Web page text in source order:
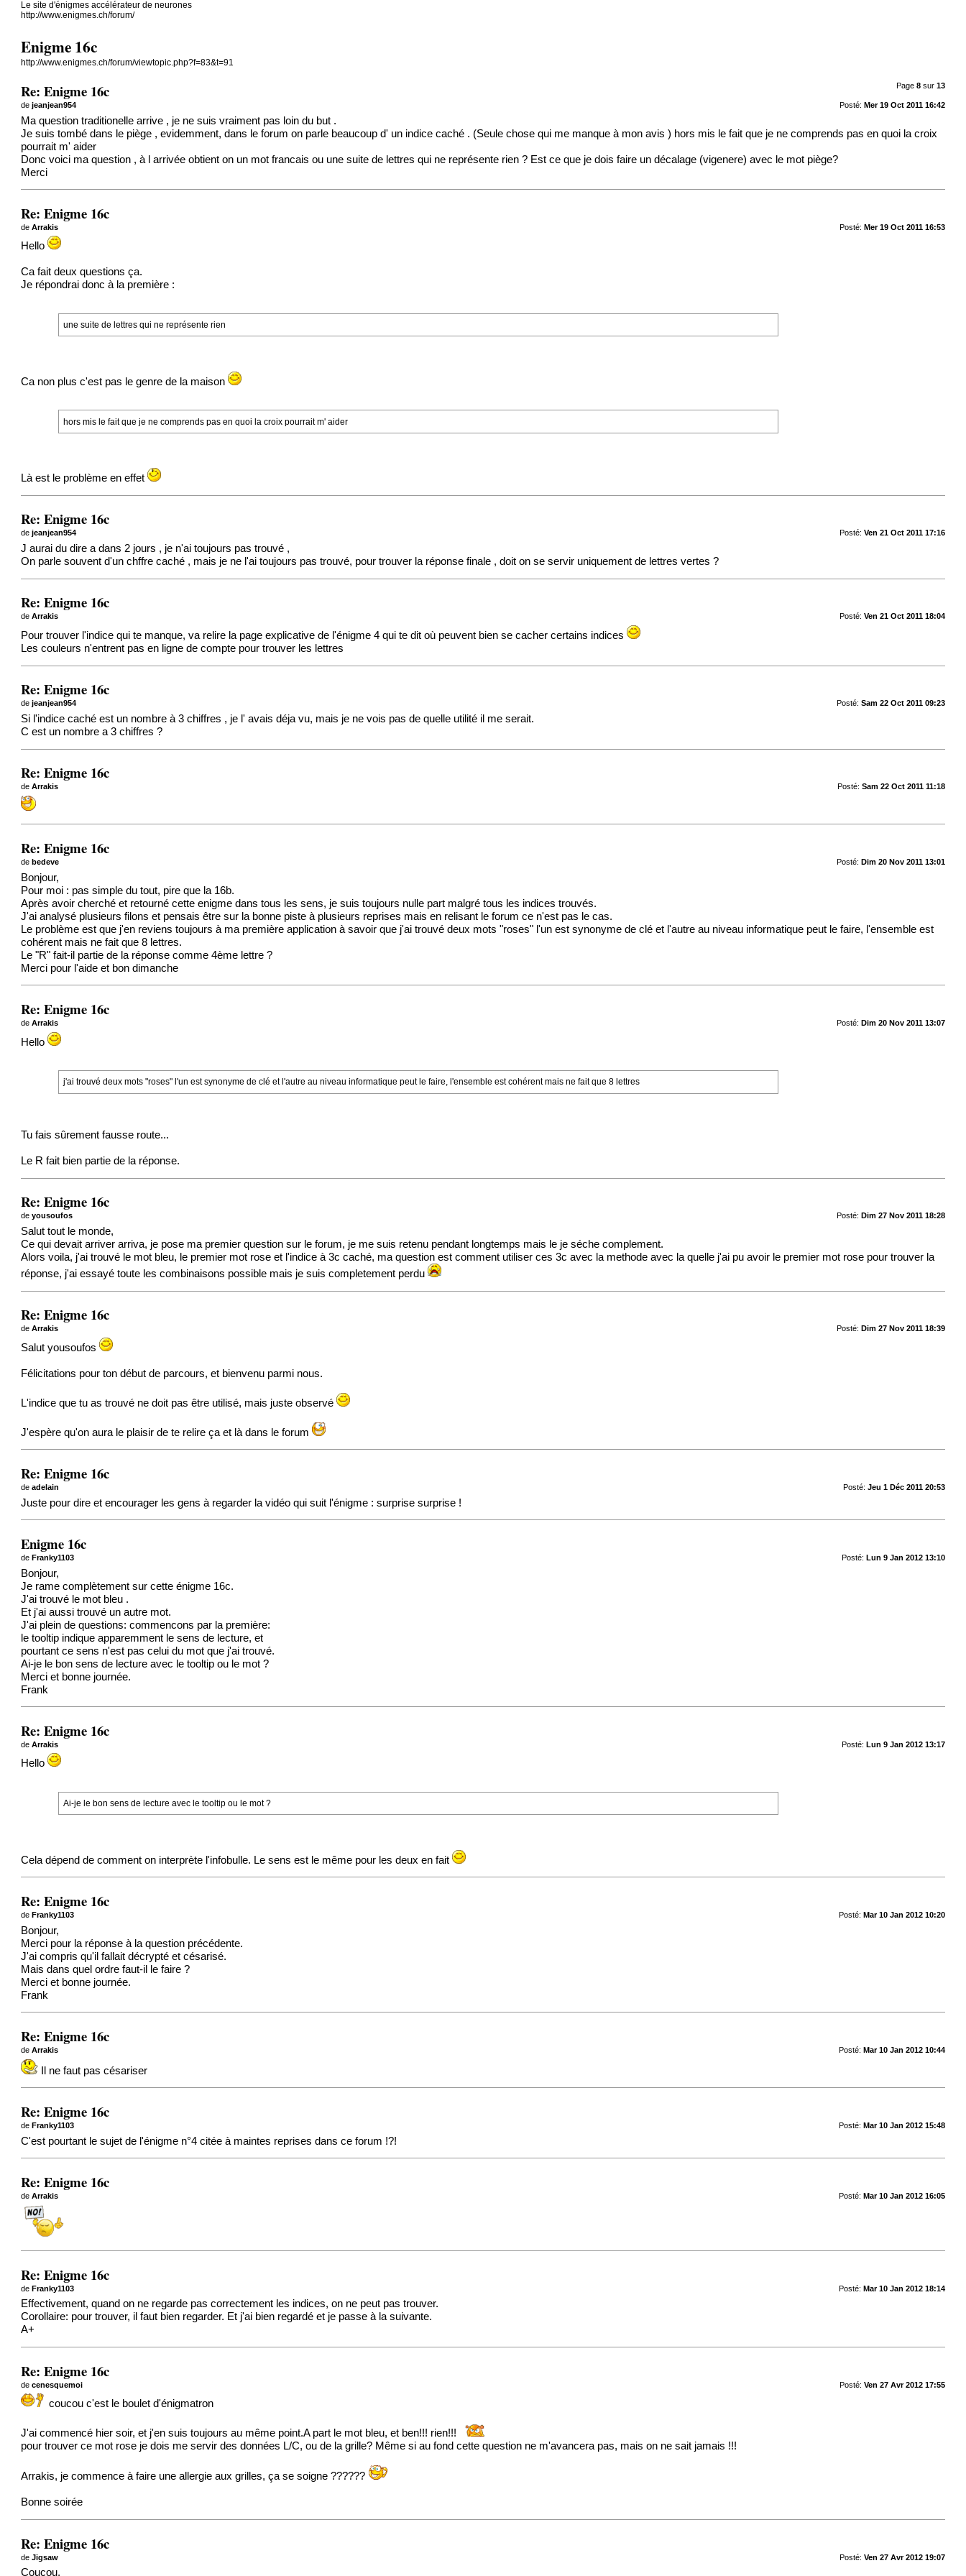
Le site d'énigmes accélérateur de neurones
http://www.enigmes.ch/forum/
Enigme 16c
http://www.enigmes.ch/forum/viewtopic.php?f=83&t=91
Page 8sur 13
Re: Enigme 16c
Posté: Mer 19 Oct 2011 16:42
dejeanjean954
Ma question traditionelle arrive , je ne suis vraiment pas loin du but .
Je suis tombé dans le piège , evidemment, dans le forum on parle beaucoup d' un indice caché . (Seule chose qui me manque à mon avis ) hors mis le fait que je ne comprends pas en quoi la croix
pourrait m' aider
Donc voici ma question , à l arrivée obtient on un mot francais ou une suite de lettres qui ne représente rien ? Est ce que je dois faire un décalage (vigenere) avec le mot piège?
Merci
Re: Enigme 16c
Posté: Mer 19 Oct 2011 16:53
deArrakis
Hello
Ca fait deux questions ça.
Je répondrai donc à la première :
une suite de lettres qui ne représente rien
Ca non plus c'est pas le genre de la maison
hors mis le fait que je ne comprends pas en quoi la croix pourrait m' aider
Là est le problème en effet
Re: Enigme 16c
Posté: Ven 21 Oct 2011 17:16
dejeanjean954
J aurai du dire a dans 2 jours , je n'ai toujours pas trouvé ,
On parle souvent d'un chffre caché , mais je ne l'ai toujours pas trouvé, pour trouver la réponse finale , doit on se servir uniquement de lettres vertes ?
Re: Enigme 16c
Posté: Ven 21 Oct 2011 18:04
deArrakis
Pour trouver l'indice qui te manque, va relire la page explicative de l'énigme 4 qui te dit où peuvent bien se cacher certains indices
Les couleurs n'entrent pas en ligne de compte pour trouver les lettres
Re: Enigme 16c
Posté: Sam 22 Oct 2011 09:23
dejeanjean954
Si l'indice caché est un nombre à 3 chiffres , je l' avais déja vu, mais je ne vois pas de quelle utilité il me serait.
C est un nombre a 3 chiffres ?
Re: Enigme 16c
Posté: Sam 22 Oct 2011 11:18
deArrakis
Re: Enigme 16c
Posté: Dim 20 Nov 2011 13:01
debedeve
Bonjour,
Pour moi : pas simple du tout, pire que la 16b.
Après avoir cherché et retourné cette enigme dans tous les sens, je suis toujours nulle part malgré tous les indices trouvés.
J'ai analysé plusieurs filons et pensais être sur la bonne piste à plusieurs reprises mais en relisant le forum ce n'est pas le cas.
Le problème est que j'en reviens toujours à ma première application à savoir que j'ai trouvé deux mots "roses" l'un est synonyme de clé et l'autre au niveau informatique peut le faire, l'ensemble est
cohérent mais ne fait que 8 lettres.
Le "R" fait-il partie de la réponse comme 4ème lettre ?
Merci pour l'aide et bon dimanche
Re: Enigme 16c
Posté: Dim 20 Nov 2011 13:07
deArrakis
Hello
j'ai trouvé deux mots "roses" l'un est synonyme de clé et l'autre au niveau informatique peut le faire, l'ensemble est cohérent mais ne fait que 8 lettres
Tu fais sûrement fausse route...
Le R fait bien partie de la réponse.
Re: Enigme 16c
Posté: Dim 27 Nov 2011 18:28
deyousoufos
Salut tout le monde,
Ce qui devait arriver arriva, je pose ma premier question sur le forum, je me suis retenu pendant longtemps mais le je séche complement.
Alors voila, j'ai trouvé le mot bleu, le premier mot rose et l'indice à 3c caché, ma question est comment utiliser ces 3c avec la methode avec la quelle j'ai pu avoir le premier mot rose pour trouver la
réponse, j'ai essayé toute les combinaisons possible mais je suis completement perdu
Re: Enigme 16c
Posté: Dim 27 Nov 2011 18:39
deArrakis
Salut yousoufos
Félicitations pour ton début de parcours, et bienvenu parmi nous.
L'indice que tu as trouvé ne doit pas être utilisé, mais juste observé
J'espère qu'on aura le plaisir de te relire ça et là dans le forum
Re: Enigme 16c
Posté: Jeu 1 Déc 2011 20:53
deadelain
Juste pour dire et encourager les gens à regarder la vidéo qui suit l'énigme : surprise surprise !
Enigme 16c
Posté: Lun 9 Jan 2012 13:10
deFranky1103
Bonjour,
Je rame complètement sur cette énigme 16c.
J'ai trouvé le mot bleu .
Et j'ai aussi trouvé un autre mot.
J'ai plein de questions: commencons par la première:
le tooltip indique apparemment le sens de lecture, et
pourtant ce sens n'est pas celui du mot que j'ai trouvé.
Ai-je le bon sens de lecture avec le tooltip ou le mot ?
Merci et bonne journée.
Frank
Re: Enigme 16c
Posté: Lun 9 Jan 2012 13:17
deArrakis
Hello
Ai-je le bon sens de lecture avec le tooltip ou le mot ?
Cela dépend de comment on interprète l'infobulle. Le sens est le même pour les deux en fait
Re: Enigme 16c
Posté: Mar 10 Jan 2012 10:20
deFranky1103
Bonjour,
Merci pour la réponse à la question précédente.
J'ai compris qu'il fallait décrypté et césarisé.
Mais dans quel ordre faut-il le faire ?
Merci et bonne journée.
Frank
Re: Enigme 16c
Posté: Mar 10 Jan 2012 10:44
deArrakis
Il ne faut pas césariser
Re: Enigme 16c
Posté: Mar 10 Jan 2012 15:48
deFranky1103
C'est pourtant le sujet de l'énigme n°4 citée à maintes reprises dans ce forum !?!
Re: Enigme 16c
Posté: Mar 10 Jan 2012 16:05
deArrakis
Re: Enigme 16c
Posté: Mar 10 Jan 2012 18:14
deFranky1103
Effectivement, quand on ne regarde pas correctement les indices, on ne peut pas trouver.
Corollaire: pour trouver, il faut bien regarder. Et j'ai bien regardé et je passe à la suivante.
A+
Re: Enigme 16c
Posté: Ven 27 Avr 2012 17:55
decenesquemoi
coucou c'est le boulet d'énigmatron
J'ai commencé hier soir, et j'en suis toujours au même point.A part le mot bleu, et ben!!! rien!!!
pour trouver ce mot rose je dois me servir des données L/C, ou de la grille? Même si au fond cette question ne m'avancera pas, mais on ne sait jamais !!!
Arrakis, je commence à faire une allergie aux grilles, ça se soigne ??????
Bonne soirée
Re: Enigme 16c
Posté: Ven 27 Avr 2012 19:07
deJigsaw
Coucou,